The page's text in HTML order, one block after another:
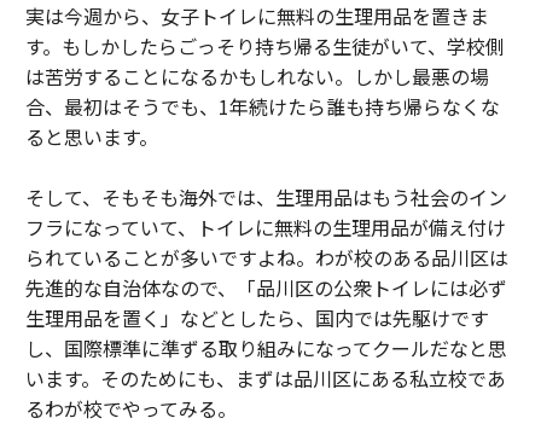
実は今週から、女子トイレに無料の生理用品を置きま
す。もしかしたらごっそり持ち帰る生徒がいて、学校側
は苦労することになるかもしれない。しかし最悪の場
合、最初はそうでも、1年続けたら誰も持ち帰らなくな
ると思います。
そして、そもそも海外では、生理用品はもう社会のイン
フラになっていて、トイレに無料の生理用品が備え付け
られていることが多いですよね。わが校のある品川区は
先進的な自治体なので、「品川区の公衆トイレには必ず
生理用品を置く」などとしたら、国内では先駆けです
し、国際標準に準ずる取り組みになってクールだなと思
います。そのためにも、まずは品川区にある私立校であ
るわが校でやってみる。